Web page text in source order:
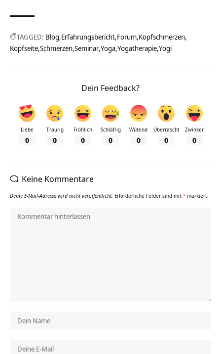
TAGGED: Blog Erfahrungsbericht Forum Kopfschmerzen
Kopfseite Schmerzen Seminar Yoga Yogatherapie Yogi
Dein Feedback?
Liebe
0
Traurig
0
Fröhlich
0
Schläfrig
0
Wütend
0
Überrascht
0
Zwinker
0
Keine Kommentare
Deine E-Mail-Adresse wird nicht veröffentlicht. Erforderliche Felder sind mit * markiert.